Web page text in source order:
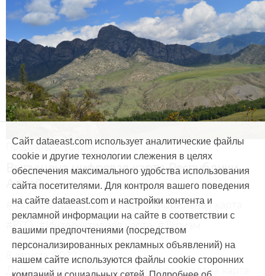
Продукты и услуги
Выпущена цифровая карта Республики
Алтай
#Мобильное приложение #Мобильная карта
#РГО #Интерактивная карта #Туризм
8 августа, 2022
Для активных путешественников создана карта
Сайт dataeast.com использует аналитические файлы
cookie и другие технологии слежения в целях
обеспечения максимального удобства использования
сайта посетителями. Для контроля вашего поведения
на сайте dataeast.com и настройки контента и
рекламной информации на сайте в соответствии с
вашими предпочтениями (посредством
персонализированных рекламных объявлений) на
нашем сайте используются файлы cookie сторонних